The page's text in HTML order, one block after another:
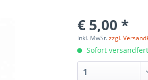
€ 5,00 *
inkl. MwSt.zzgl.
Sofort